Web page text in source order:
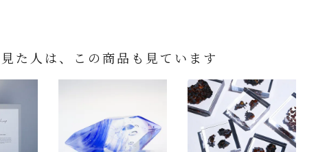
た人は、この商品も見ています